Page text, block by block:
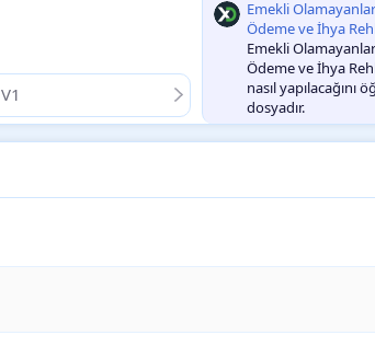
V1
Emekli
Ödeme ve İhya
Emekli
Ödeme ve İhya
nasıl yapılacağını
dosyadır.